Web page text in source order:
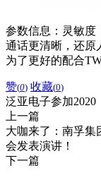
参数信息：灵敏度
通话更清晰，还原
为了更好的配合
赞(0) 收藏(0)
泛亚电子参加2020
上一篇
大咖来了：南孚集
会发表演讲！
下一篇